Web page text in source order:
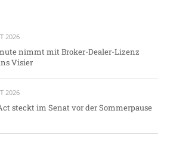
2026
nimmt mit Broker-Dealer-Lizenz
Visier
2026
steckt im Senat vor der Sommerpause